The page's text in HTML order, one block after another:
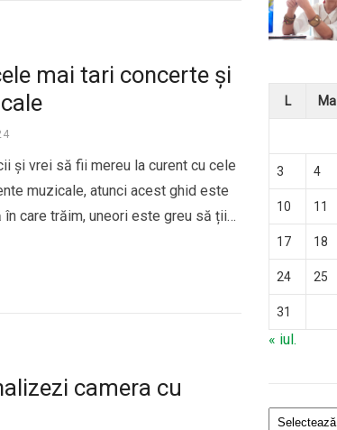
mai tari concerte și
și vrei să fii mereu la curent cu cele
muzicale, atunci acest ghid este
care trăim, uneori este greu să ții
camera cu
L
Ma
3 4
10 11
17 18
24 25
31
« iul.
Arhive